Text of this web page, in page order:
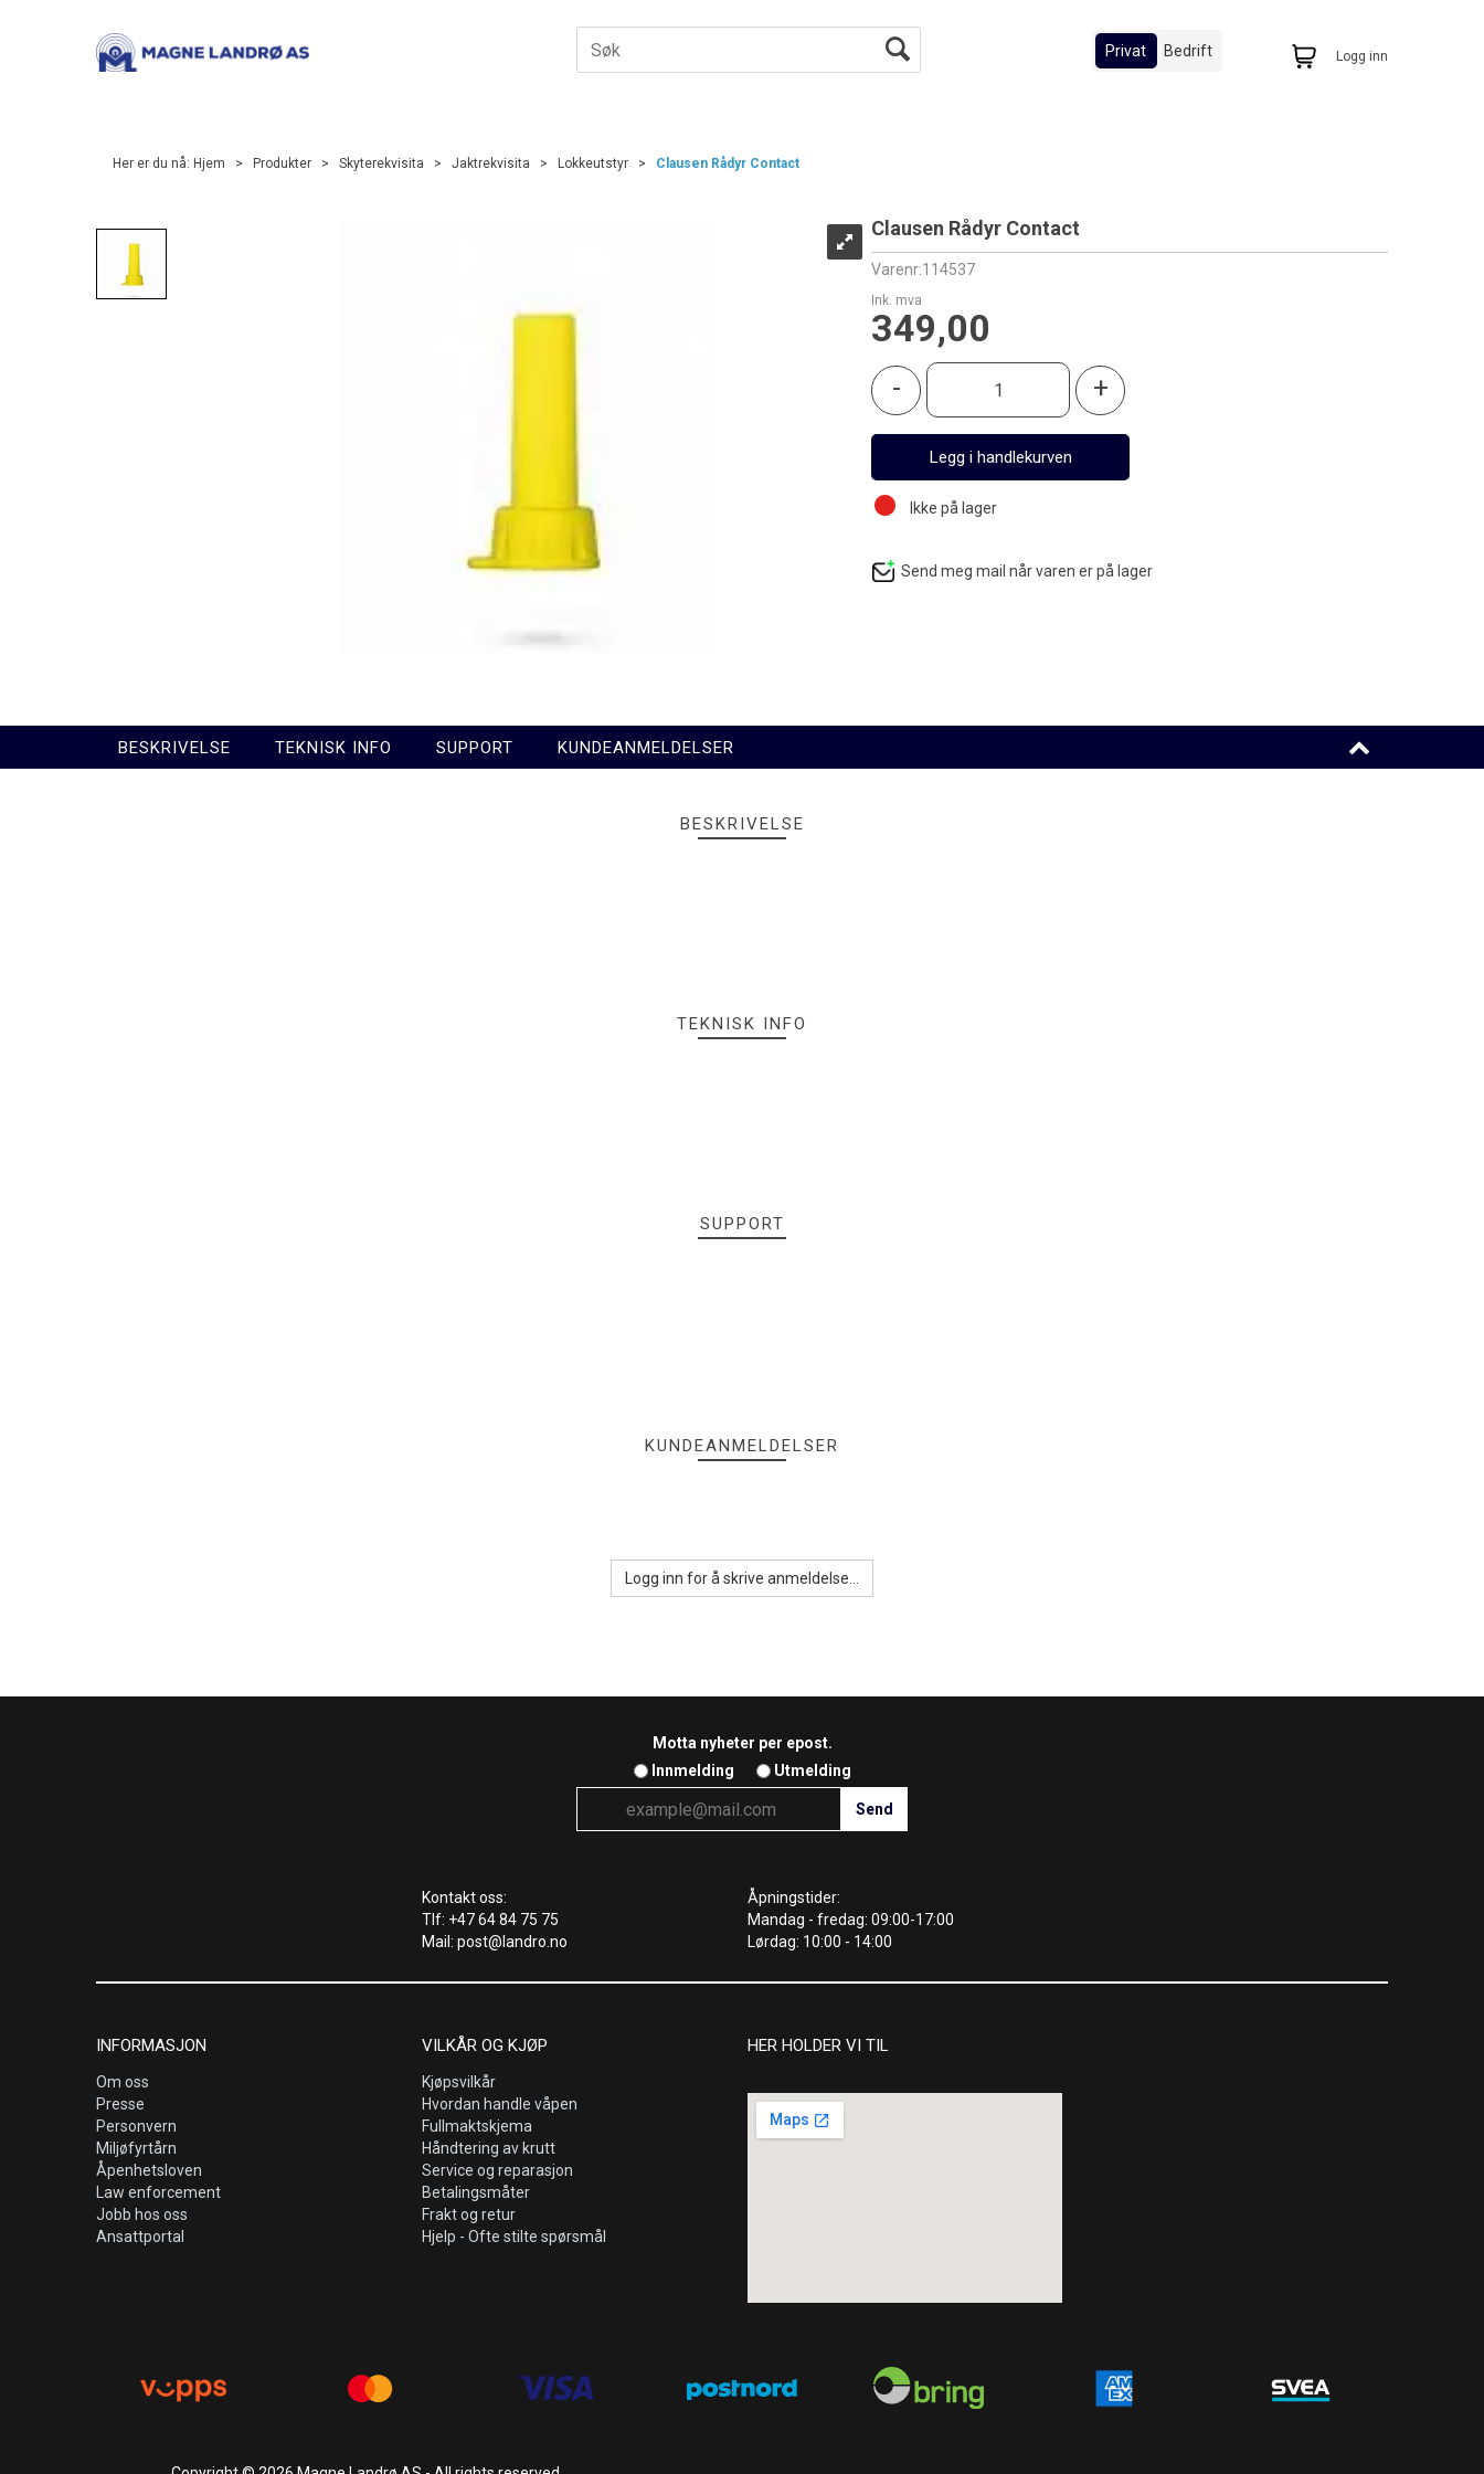
Logg inn
Privat Bedrift
Her er du nå: Hjem > Produkter > Skyterekvisita > Jaktrekvisita > Lokkeutstyr > Clausen Rådyr Contact
Clausen Rådyr Contact
Varenr:114537
Ink. mva
349,00
- +
Ikke på lager
Send meg mail når varen er på lager
BESKRIVELSE TEKNISK INFO SUPPORT KUNDEANMELDELSER
BESKRIVELSE
TEKNISK INFO
SUPPORT
KUNDEANMELDELSER
Logg inn for å skrive anmeldelse...
Motta nyheter per epost.
Innmelding
Utmelding
Kontakt oss:
Tlf: +47 64 84 75 75
Mail: post@landro.no
Åpningstider:
Mandag - fredag: 09:00-17:00
Lørdag: 10:00 - 14:00
INFORMASJON
Om oss
Presse
Personvern
Miljøfyrtårn
Åpenhetsloven
Law enforcement
Jobb hos oss
Ansattportal
VILKÅR OG KJØP
Kjøpsvilkår
Hvordan handle våpen
Fullmaktskjema
Håndtering av krutt
Service og reparasjon
Betalingsmåter
Frakt og retur
Hjelp - Ofte stilte spørsmål
HER HOLDER VI TIL